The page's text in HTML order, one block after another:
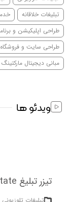
تبلیغات خلاقانه
طراحی اپلیکیشن و
طراحی سایت و فروشگاه
مبانی دیجیتال مارکتینگ
ویدئو ها
تیزر تبلیغ allstate – تبلیغ شرکت بیمه و کار از خانه